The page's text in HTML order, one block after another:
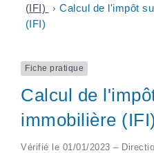
(IFI)
> Calcul de l'impôt
(IFI)
Fiche pratique
Calcul de
immobilière (IFI)
Vérifié le 01/01/2023 –